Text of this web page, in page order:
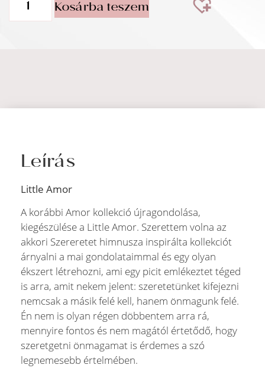
Kosárba teszem
Leírás
Little Amor
A korábbi Amor kollekció újragondolása,
kiegészülése a Little Amor. Szerettem volna az
akkori Szereretet himnusza inspirálta kollekciót
árnyalni a mai gondolataimmal és egy olyan
ékszert létrehozni, ami egy picit emlékeztet téged
is arra, amit nekem jelent: szeretetünket kifejezni
nemcsak a másik felé kell, hanem önmagunk felé.
Én nem is olyan régen döbbentem arra rá,
mennyire fontos és nem magától értetődő, hogy
szeretgetni önmagamat is érdemes a szó
legnemesebb értelmében.